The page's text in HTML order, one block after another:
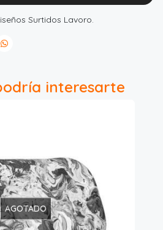
Surtidos Lavoro.
interesarte
AGOTADO